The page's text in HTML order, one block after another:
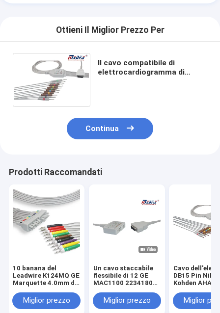
Ottieni Il Miglior Prezzo Per
Il cavo compatibile di
elettrocardiogramma di
Continua
Prodotti Raccomandati
10 banana del
Leadwire K124MQ GE
Marquette 4.0mm di
di IEC dei cavi
Miglior prezzo
Un cavo staccabile
flessibile di 12 GE
MAC1100 22341808
Miglior prezzo
Cavo
DB15 Pin
Kohden AHA
Miglior